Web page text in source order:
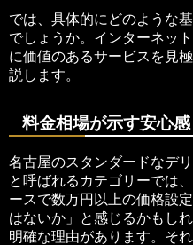
では、具体的にどのような
でしょうか。インターネッ
に価値のあるサービスを見
説します。
料金相場が示す安心
名古屋のスタンダードなデ
と呼ばれるカテゴリーでは
ースで数万円以上の価格設
はないか」と感じるかもし
明確な理由があります。そ